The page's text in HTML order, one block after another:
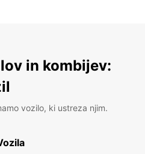
in kombijev:
vozilo, ki ustreza njim.